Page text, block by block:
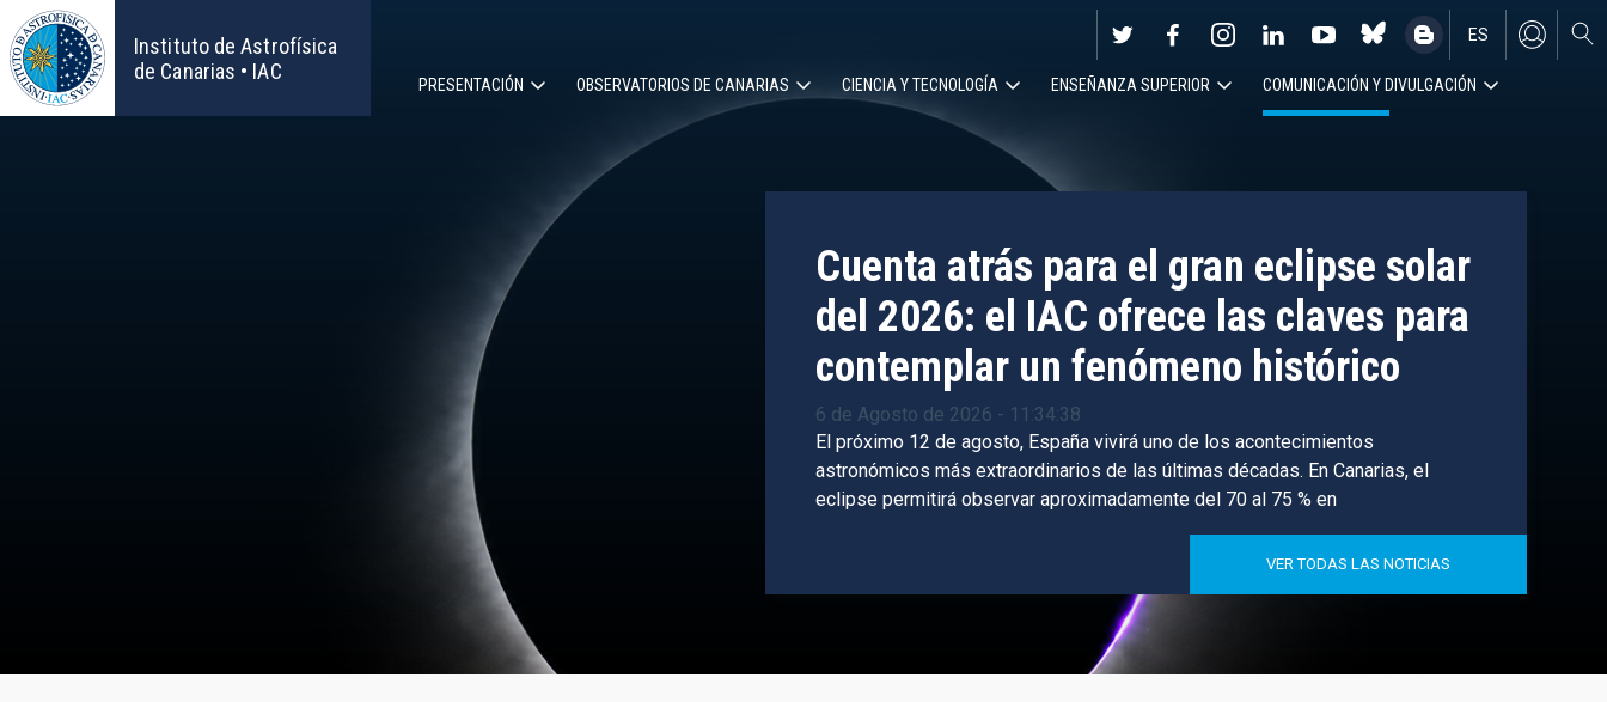
Pasar
al
contenido
principal
Instituto de Astrofísica
de Canarias • IAC
EN
ES
PRESENTACIÓN OBSERVATORIOS DE CANARIAS CIENCIA Y TECNOLOGÍA ENSEÑANZA SUPERIOR COMUNICACIÓN Y DIVULGACIÓN
Cuenta atrás para el gran eclipse solar
del 2026: el IAC ofrece las claves para
contemplar un fenómeno histórico
6 de Agosto de 2026 - 11:34:38
El próximo 12 de agosto, España vivirá uno de los acontecimientos
astronómicos más extraordinarios de las últimas décadas. En Canarias, el
eclipse permitirá observar aproximadamente del 70 al 75 % en
VER TODAS LAS NOTICIAS